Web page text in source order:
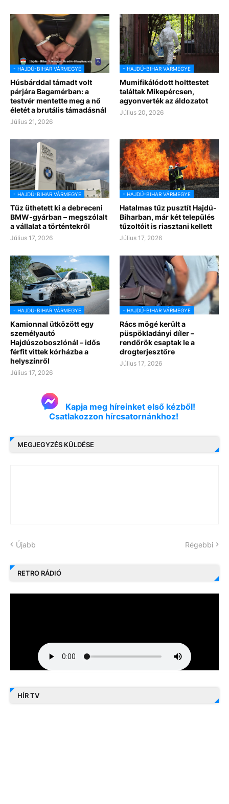
- HAJDÚ-BIHAR VÁRMEGYE
Húsbárddal támadt volt
párjára Bagamérban: a
testvér mentette meg a nő
életét a brutális támadásnál
Július 21, 2026
- HAJDÚ-BIHAR VÁRMEGYE
Mumifikálódott holttestet
találtak Mikepércsen,
agyonverték az áldozatot
Július 20, 2026
- HAJDÚ-BIHAR VÁRMEGYE
Tűz üthetett ki a debreceni
BMW-gyárban – megszólalt
a vállalat a történtekről
Július 17, 2026
- HAJDÚ-BIHAR VÁRMEGYE
Hatalmas tűz pusztít Hajdú-
Biharban, már két település
tűzoltóit is riasztani kellett
Július 17, 2026
- HAJDÚ-BIHAR VÁRMEGYE
Kamionnal ütközött egy
személyautó
Hajdúszoboszlónál – idős
férfit vittek kórházba a
helyszínről
Július 17, 2026
- HAJDÚ-BIHAR VÁRMEGYE
Rács mögé került a
püspökladányi díler –
rendőrök csaptak le a
drogterjesztőre
Július 17, 2026
Kapja meg híreinket első kézből!
Csatlakozzon hírcsatornánkhoz!
MEGJEGYZÉS KÜLDÉSE
Újabb Régebbi
RETRO RÁDIÓ
HÍR TV